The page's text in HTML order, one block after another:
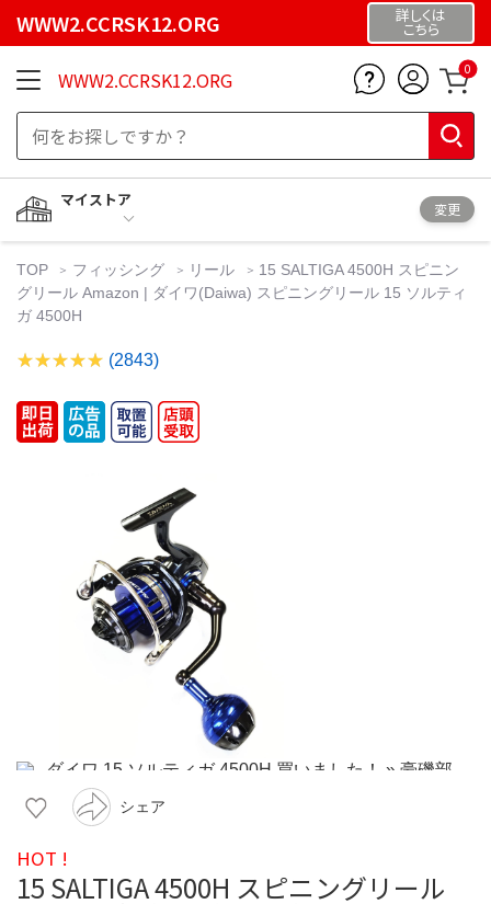
WWW2.CCRSK12.ORG 詳しくは
こちら
WWW2.CCRSK12.ORG 0
マイストア
変更
TOP フィッシング リール
15 SALTIGA 4500H スピニン
グリール Amazon | ダイワ(Daiwa) スピニングリール 15 ソルティ
ガ 4500H
(2843)
シェア
HOT !
15 SALTIGA 4500H スピニングリール